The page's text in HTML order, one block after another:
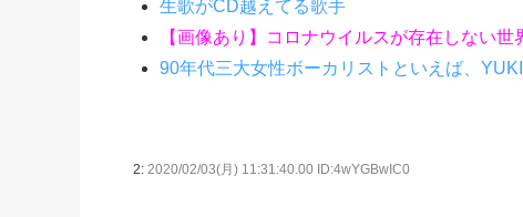
生歌がCD越えてる歌手
【画像あり】コロナウイルスが存在しない世
90年代三大女性ボーカリストといえば、
2: 2020/02/03(月) 11:31:40.00 ID:4wYGBwIC0